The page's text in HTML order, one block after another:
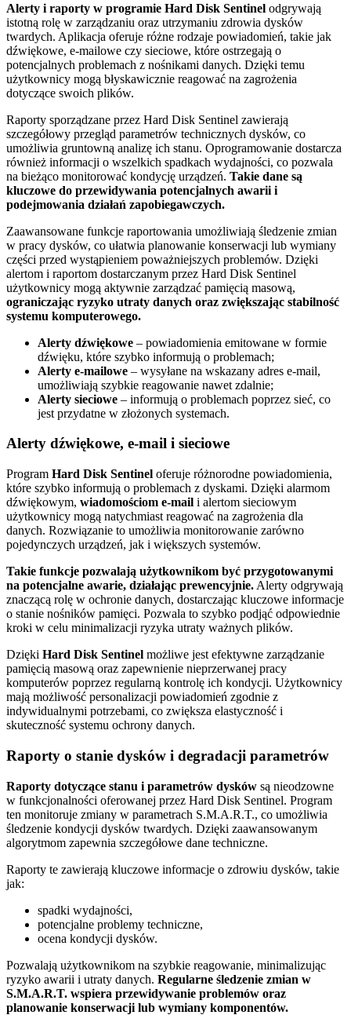
Alerty i raporty w programie Hard Disk Sentinel odgrywają
istotną rolę w zarządzaniu oraz utrzymaniu zdrowia dysków
twardych. Aplikacja oferuje różne rodzaje powiadomień, takie jak
dźwiękowe, e-mailowe czy sieciowe, które ostrzegają o
potencjalnych problemach z nośnikami danych. Dzięki temu
użytkownicy mogą błyskawicznie reagować na zagrożenia
dotyczące swoich plików.
Raporty sporządzane przez Hard Disk Sentinel zawierają
szczegółowy przegląd parametrów technicznych dysków, co
umożliwia gruntowną analizę ich stanu. Oprogramowanie dostarcza
również informacji o wszelkich spadkach wydajności, co pozwala
na bieżąco monitorować kondycję urządzeń. Takie dane są
kluczowe do przewidywania potencjalnych awarii i
podejmowania działań zapobiegawczych.
Zaawansowane funkcje raportowania umożliwiają śledzenie zmian
w pracy dysków, co ułatwia planowanie konserwacji lub wymiany
części przed wystąpieniem poważniejszych problemów. Dzięki
alertom i raportom dostarczanym przez Hard Disk Sentinel
użytkownicy mogą aktywnie zarządzać pamięcią masową,
ograniczając ryzyko utraty danych oraz zwiększając stabilność
systemu komputerowego.
Alerty dźwiękowe – powiadomienia emitowane w formie
dźwięku, które szybko informują o problemach;
Alerty e-mailowe – wysyłane na wskazany adres e-mail,
umożliwiają szybkie reagowanie nawet zdalnie;
Alerty sieciowe – informują o problemach poprzez sieć, co
jest przydatne w złożonych systemach.
Alerty dźwiękowe, e-mail i sieciowe
Program Hard Disk Sentinel oferuje różnorodne powiadomienia,
które szybko informują o problemach z dyskami. Dzięki alarmom
dźwiękowym, wiadomościom e-mail i alertom sieciowym
użytkownicy mogą natychmiast reagować na zagrożenia dla
danych. Rozwiązanie to umożliwia monitorowanie zarówno
pojedynczych urządzeń, jak i większych systemów.
Takie funkcje pozwalają użytkownikom być przygotowanymi
na potencjalne awarie, działając prewencyjnie. Alerty odgrywają
znaczącą rolę w ochronie danych, dostarczając kluczowe informacje
o stanie nośników pamięci. Pozwala to szybko podjąć odpowiednie
kroki w celu minimalizacji ryzyka utraty ważnych plików.
Dzięki Hard Disk Sentinel możliwe jest efektywne zarządzanie
pamięcią masową oraz zapewnienie nieprzerwanej pracy
komputerów poprzez regularną kontrolę ich kondycji. Użytkownicy
mają możliwość personalizacji powiadomień zgodnie z
indywidualnymi potrzebami, co zwiększa elastyczność i
skuteczność systemu ochrony danych.
Raporty o stanie dysków i degradacji parametrów
Raporty dotyczące stanu i parametrów dysków są nieodzowne
w funkcjonalności oferowanej przez Hard Disk Sentinel. Program
ten monitoruje zmiany w parametrach S.M.A.R.T., co umożliwia
śledzenie kondycji dysków twardych. Dzięki zaawansowanym
algorytmom zapewnia szczegółowe dane techniczne.
Raporty te zawierają kluczowe informacje o zdrowiu dysków, takie
jak:
spadki wydajności,
potencjalne problemy techniczne,
ocena kondycji dysków.
Pozwalają użytkownikom na szybkie reagowanie, minimalizując
ryzyko awarii i utraty danych. Regularne śledzenie zmian w
S.M.A.R.T. wspiera przewidywanie problemów oraz
planowanie konserwacji lub wymiany komponentów.